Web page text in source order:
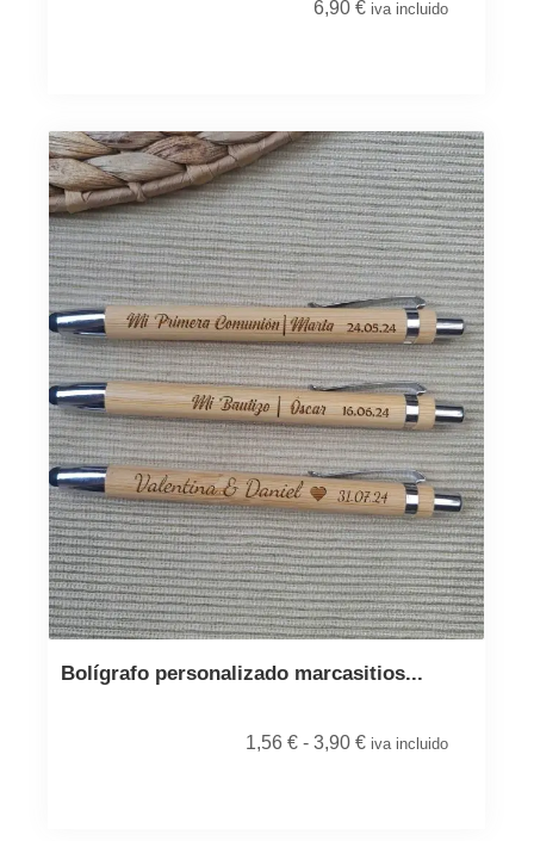
6,90 € iva incluido
Bolígrafo personalizado marcasitios...
1,56 € - 3,90 € iva incluido